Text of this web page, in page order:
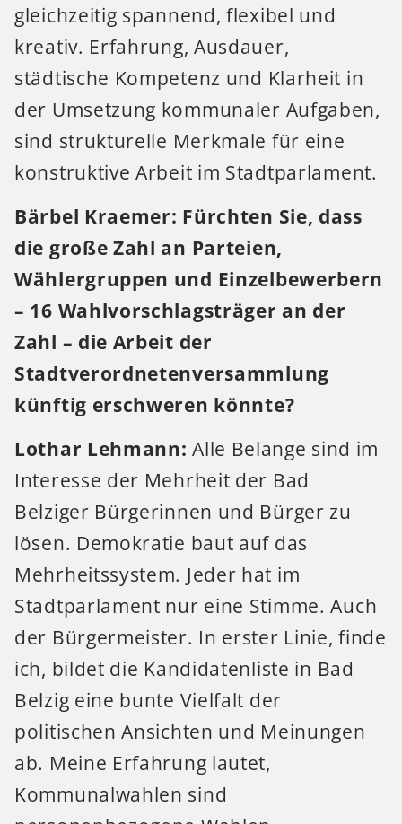
gleichzeitig spannend, flexibel und
kreativ. Erfahrung, Ausdauer,
städtische Kompetenz und Klarheit in
der Umsetzung kommunaler Aufgaben,
sind strukturelle Merkmale für eine
konstruktive Arbeit im Stadtparlament.
Bärbel Kraemer: Fürchten Sie, dass
die große Zahl an Parteien,
Wählergruppen und Einzelbewerbern
– 16 Wahlvorschlagsträger an der
Zahl – die Arbeit der
Stadtverordnetenversammlung
künftig erschweren könnte?
Lothar Lehmann: Alle Belange sind im
Interesse der Mehrheit der Bad
Belziger Bürgerinnen und Bürger zu
lösen. Demokratie baut auf das
Mehrheitssystem. Jeder hat im
Stadtparlament nur eine Stimme. Auch
der Bürgermeister. In erster Linie, finde
ich, bildet die Kandidatenliste in Bad
Belzig eine bunte Vielfalt der
politischen Ansichten und Meinungen
ab. Meine Erfahrung lautet,
Kommunalwahlen sind